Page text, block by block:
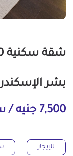
بشر
7,500 جنيه / سنوياً
للإيجار